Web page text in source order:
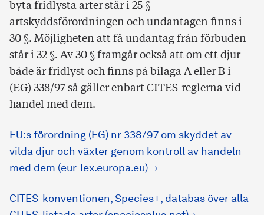
byta fridlysta arter står i 25 §
artskyddsförordningen och undantagen finns i
30 §. Möjligheten att få undantag från förbuden
står i 32 §. Av 30 § framgår också att om ett djur
både är fridlyst och finns på bilaga A eller B i
(EG) 338/97 så gäller enbart CITES-reglerna vid
handel med dem.
EU:s förordning (EG) nr 338/97 om skyddet av
vilda djur och växter genom kontroll av handeln
med dem (eur-lex.europa.eu)
CITES-konventionen, Species+, databas över alla